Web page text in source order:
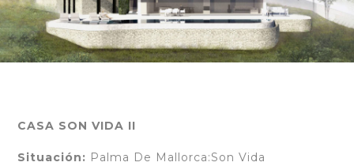
CASA SON VIDA II
Situación: Palma De Mallorca:Son Vida